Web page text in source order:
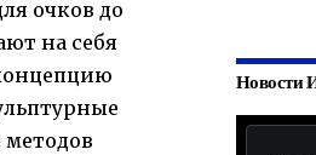
очков до
на себя
методов
Новости